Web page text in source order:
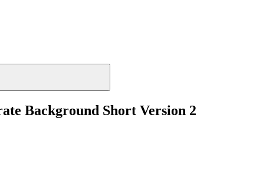
Background Short Version 2